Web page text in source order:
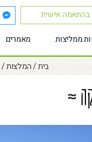
בהתאמה אישית
ממליצות מאמרים
בית/המלצות/